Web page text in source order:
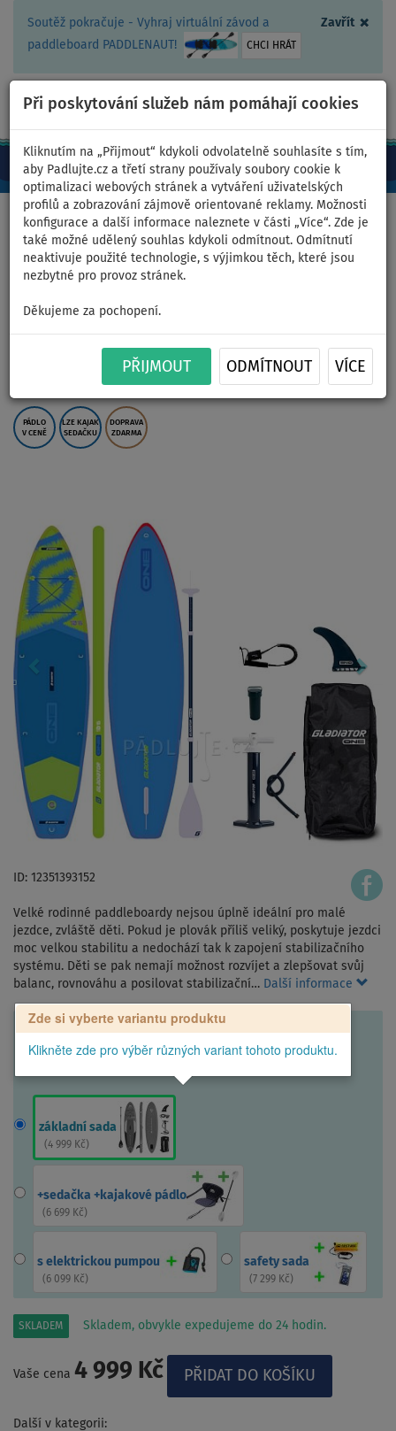
Zavřít ×
Soutěž pokračuje - Vyhraj virtuální závod a
paddleboard PADDLENAUT!
CHCI HRÁT
Při poskytování služeb nám pomáhají cookies
Kliknutím na „Přijmout“ kdykoli odvolatelně souhlasíte s tím,
aby Padlujte.cz a třetí strany používaly soubory cookie k
optimalizaci webových stránek a vytváření uživatelských
profilů a zobrazování zájmově orientované reklamy. Možnosti
konfigurace a další informace naleznete v části „Více“. Zde je
také možné udělený souhlas kdykoli odmítnout. Odmítnutí
neaktivuje použité technologie, s výjimkou těch, které jsou
nezbytné pro provoz stránek.
Děkujeme za pochopení.
PŘIJMOUT ODMÍTNOUT VÍCE
CZ/Kč +420 467 409 090 0ks
Domů >Nafukovací paddleboardy >Střední univerzální
Paddleboard GLADIATOR ONE
10,6 KID - nafukovací -
varianta: základní sada
PÁDLO
V CENĚ
LZE KAJAK
SEDAČKU
DOPRAVA
ZDARMA
ID: 12351393152
Velké rodinné paddleboardy nejsou úplně ideální pro malé
jezdce, zvláště děti. Pokud je plovák příliš veliký, poskytuje jezdci
moc velkou stabilitu a nedochází tak k zapojení stabilizačního
systému. Děti se pak nemají možnost rozvíjet a zlepšovat svůj
balanc, rovnováhu a posilovat stabilizační… Další informace
Zde si vyberte variantu produktu
Klikněte zde pro výběr různých variant tohoto produktu.
základní sada
(4 999 Kč)
+sedačka +kajakové pádlo
(6 699 Kč)
s elektrickou pumpou
(6 099 Kč)
safety sada
(7 299 Kč)
SKLADEM Skladem, obvykle expedujeme do 24 hodin.
Vaše cena 4 999 Kč
Další v kategorii: